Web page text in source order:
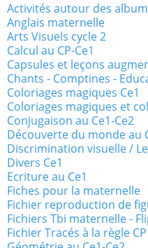
Activités autour des
Anglais maternelle
Arts Visuels cycle 2
Calcul au CP-Ce1
Capsules et leçons
Chants - Comptines -
Coloriages magiques Ce1
Coloriages magiques et
Conjugaison au Ce1-Ce2
Découverte du monde au
Discrimination visuelle /
Divers Ce1
Ecriture au Ce1
Fiches pour la maternelle
Fichier reproduction de
Fichiers Tbi maternelle -
Fichier Tracés à la règle CP